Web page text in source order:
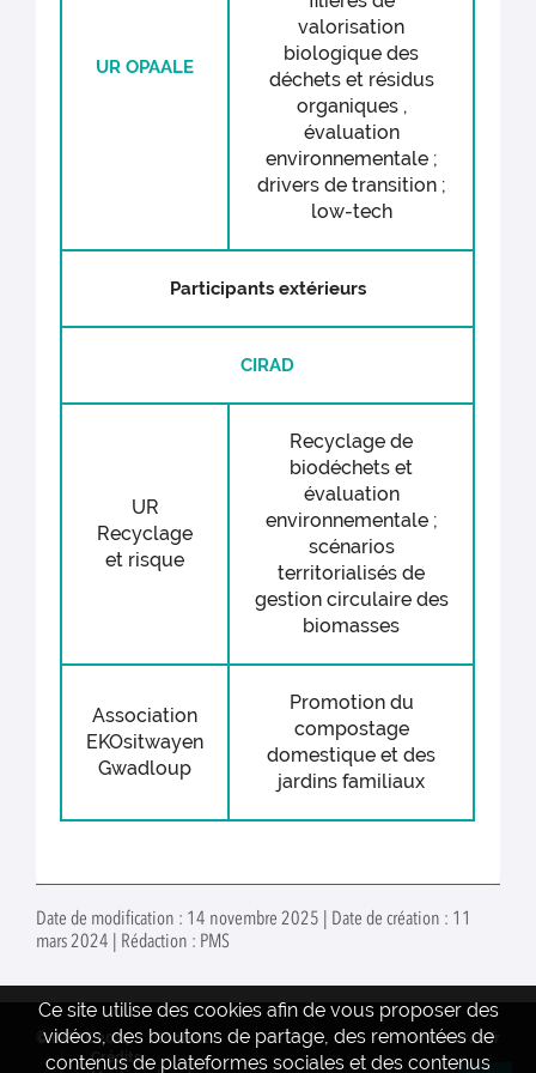
des données de l’étude Caractérisation
des déchets ménagers et assimilés
MODECOM 2022 de l’ADEME
UR OPAALE
valorisation
biologique des
déchets et résidus
organiques ,
évaluation
environnementale ;
drivers de transition ;
low-tech
Participants extérieurs
CIRAD
UR
Recyclage
et risque
Recyclage de
biodéchets et
évaluation
environnementale ;
scénarios
territorialisés de
gestion circulaire des
biomasses
Association
EKOsitwayen
Gwadloup
Promotion du
compostage
domestique et des
jardins familiaux
Date de modification : 14 novembre 2025 | Date de création : 11
mars 2024 | Rédaction : PMS
Ce site utilise des cookies afin de vous proposer des
vidéos, des boutons de partage, des remontées de
contenus de plateformes sociales et des contenus
© INRAE 2024
Contact
Crédits
www.inrae.fr